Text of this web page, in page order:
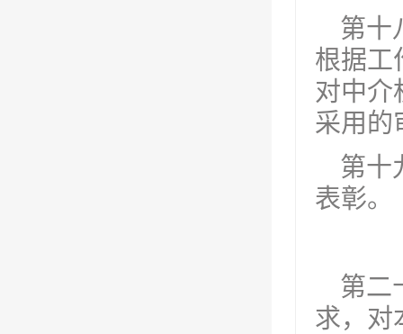
第十
根据工
对中介
采用的
第十
表彰。
第二
求，对